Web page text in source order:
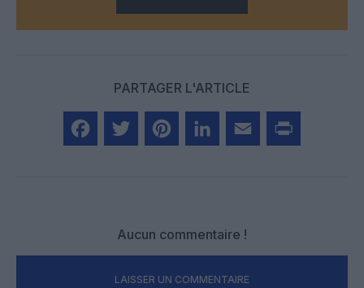
PARTAGER L'ARTICLE
Aucun commentaire !
LAISSER UN COMMENTAIRE